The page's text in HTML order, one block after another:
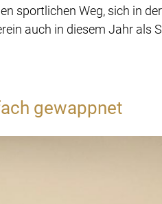
sportlichen Weg, sich in
auch in diesem Jahr als
gewappnet